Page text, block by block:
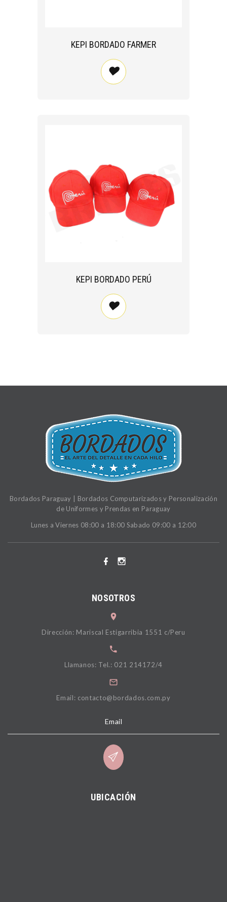
KEPI BORDADO FARMER
KEPI BORDADO PERÚ
Bordados Paraguay | Bordados Computarizados y Personalización
de Uniformes y Prendas en Paraguay
Lunes a Viernes 08:00 a 18:00 Sabado 09:00 a 12:00
NOSOTROS
Dirección: Mariscal Estigarribia 1551 c/Peru
Llamanos: Tel.: 021 214172/4
Email: contacto@bordados.com.py
Email
UBICACIÓN